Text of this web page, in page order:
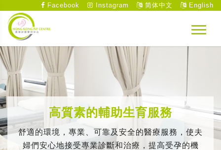
Facebook Instagram 简体中文 English
高質素的輔助生育服務
舒適的環境，專業、可靠及安全的醫療服務，使夫
婦們安心地接受專業診斷和治療，提高受孕的機